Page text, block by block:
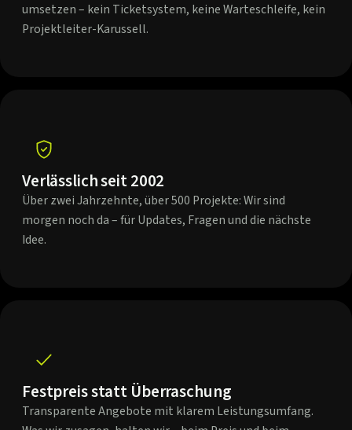
umsetzen – kein Ticketsystem, keine Warteschleife, kein
Projektleiter-Karussell.
Verlässlich seit 2002
Über zwei Jahrzehnte, über 500 Projekte: Wir sind
morgen noch da – für Updates, Fragen und die nächste
Idee.
Festpreis statt Überraschung
Transparente Angebote mit klarem Leistungsumfang.